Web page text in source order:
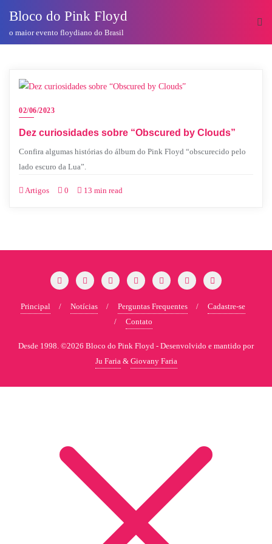
conteúdo
Bloco do Pink Floyd
o maior evento floydiano do Brasil
02/06/2023
Dez curiosidades sobre “Obscured by Clouds”
Confira algumas histórias do álbum do Pink Floyd “obscurecido pelo
lado escuro da Lua”.
Artigos 0 13 min read
Principal Notícias Perguntas Frequentes
Cadastre-se
Contato
Desde 1998. ©2026 Bloco do Pink Floyd - Desenvolvido e mantido por
Ju Faria & Giovany Faria